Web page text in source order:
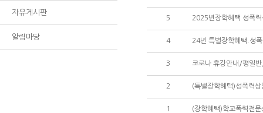
자유게시판
알림마당
5 2025년장학혜택 성폭
4 24년 특별장학혜택.성
3 코로나 휴강안내/평일
2 (특별장학혜택)성폭력
1 (장학혜택)학교폭력전